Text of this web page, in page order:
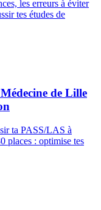
les erreurs à éviter
tes études de
de Lille
ta PASS/LAS à
places : optimise tes